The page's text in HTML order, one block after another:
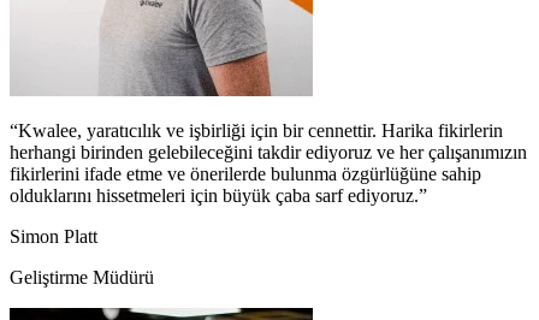
“Kwalee, yaratıcılık ve işbirliği için bir cennettir. Harika fikirlerin
herhangi birinden gelebileceğini takdir ediyoruz ve her çalışanımızın
fikirlerini ifade etme ve önerilerde bulunma özgürlüğüne sahip
olduklarını hissetmeleri için büyük çaba sarf ediyoruz.”
Simon Platt
Geliştirme Müdürü